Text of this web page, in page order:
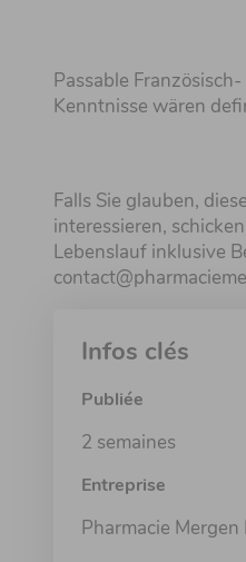
Passable
Kenntnisse wären
Falls Sie glauben,
interessieren,
Lebenslauf inklusive
Infos clés
Publiée
2 semaines
Entreprise
Pharmacie Mergen